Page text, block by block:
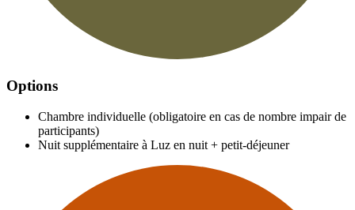
Options
Chambre individuelle (obligatoire en cas de nombre impair de
participants)
Nuit supplémentaire à Luz en nuit + petit-déjeuner